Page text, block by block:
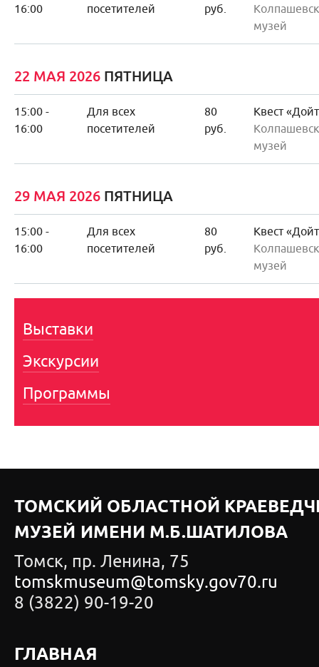
16:00
посетителей
руб.
музей
22 МАЯ 2026 ПЯТНИЦА
15:00 -
16:00
Для всех
посетителей
80
руб.
Квест
музей
29 МАЯ 2026 ПЯТНИЦА
15:00 -
16:00
Для всех
посетителей
80
руб.
Квест
музей
Выставки
Экскурсии
Программы
ТОМСКИЙ ОБЛАСТНОЙ
МУЗЕЙ ИМЕНИ М.Б.ШАТИЛОВА
Томск, пр. Ленина, 75
tomskmuseum@tomsky.gov70.ru
8 (3822) 90-19-20
ГЛАВНАЯ